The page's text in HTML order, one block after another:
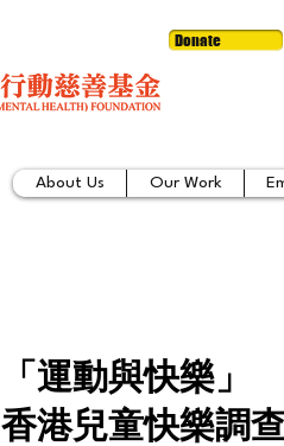
Donate
About Us Our Work
「運動與快樂」
香港兒童快樂調